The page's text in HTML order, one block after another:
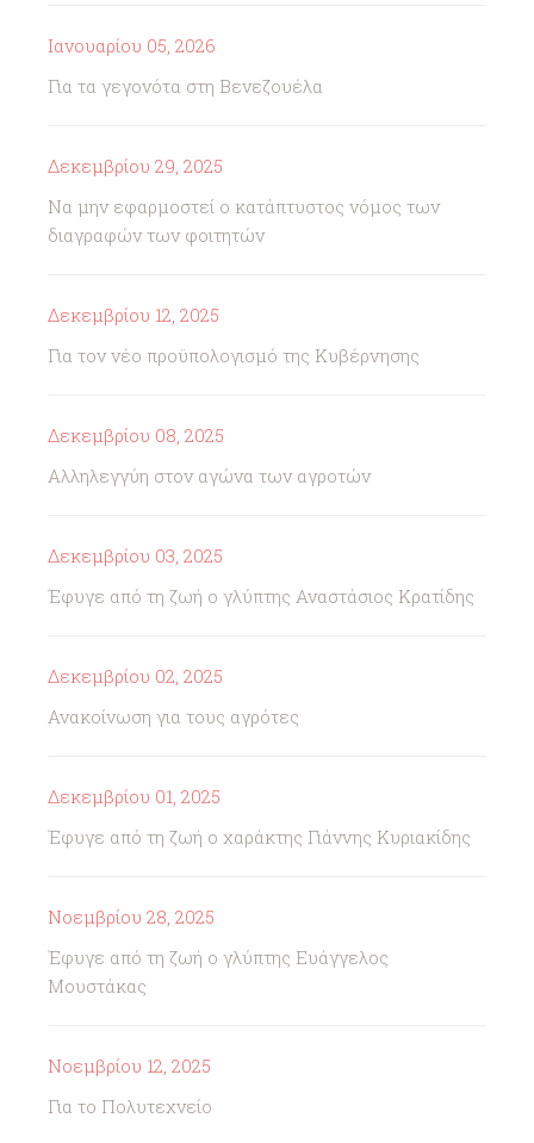
Ιανουαρίου 05, 2026
Για τα γεγονότα στη Βενεζουέλα
Δεκεμβρίου 29, 2025
Να μην εφαρμοστεί ο κατάπτυστος νόμος των
διαγραφών των φοιτητών
Δεκεμβρίου 12, 2025
Για τον νέο προϋπολογισμό της Κυβέρνησης
Δεκεμβρίου 08, 2025
Αλληλεγγύη στον αγώνα των αγροτών
Δεκεμβρίου 03, 2025
Έφυγε από τη ζωή ο γλύπτης Αναστάσιος Κρατίδης
Δεκεμβρίου 02, 2025
Ανακοίνωση για τους αγρότες
Δεκεμβρίου 01, 2025
Έφυγε από τη ζωή ο χαράκτης Γιάννης Κυριακίδης
Νοεμβρίου 28, 2025
Έφυγε από τη ζωή ο γλύπτης Ευάγγελος
Μουστάκας
Νοεμβρίου 12, 2025
Για το Πολυτεχνείο